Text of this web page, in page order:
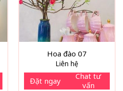
Hoa đào 07
Liên hệ
Đặt ngay
Chat tư
vấn